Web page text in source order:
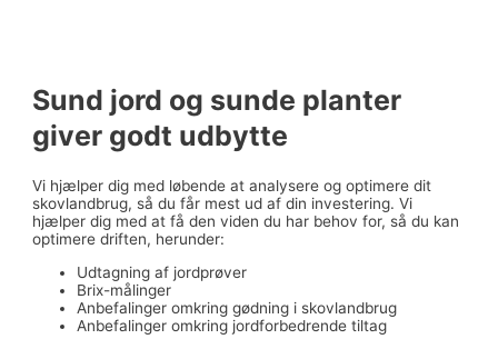
Sund jord og sunde planter
giver godt udbytte
Vi hjælper dig med løbende at analysere og optimere dit
skovlandbrug, så du får mest ud af din investering. Vi
hjælper dig med at få den viden du har behov for, så du kan
optimere driften, herunder:
Udtagning af jordprøver
Brix-målinger
Anbefalinger omkring gødning i skovlandbrug
Anbefalinger omkring jordforbedrende tiltag